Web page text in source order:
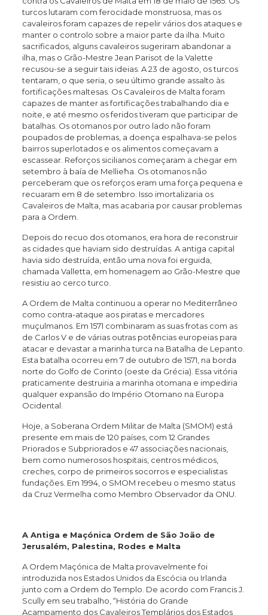
turcos lutaram com ferocidade monstruosa, mas os
cavaleiros foram capazes de repelir vários dos ataques e
manter o controlo sobre a maior parte da ilha. Muito
sacrificados, alguns cavaleiros sugeriram abandonar a
ilha, mas o Grão-Mestre Jean Parisot de la Valette
recusou-se a seguir tais ideias. A 23 de agosto, os turcos
tentaram, o que seria, o seu último grande assalto às
fortificações maltesas. Os Cavaleiros de Malta foram
capazes de manter as fortificações trabalhando dia e
noite, e até mesmo os feridos tiveram que participar de
batalhas. Os otomanos por outro lado não foram
poupados de problemas, a doença espalhava-se pelos
bairros superlotados e os alimentos começavam a
escassear. Reforços sicilianos começaram a chegar em
setembro à baía de Mellieħa. Os otomanos não
perceberam que os reforços eram uma força pequena e
recuaram em 8 de setembro. Isso imortalizaria os
Cavaleiros de Malta, mas acabaria por causar problemas
para a Ordem.
Depois do recuo dos otomanos, era hora de reconstruir
as cidades que haviam sido destruídas. A antiga capital
havia sido destruída, então uma nova foi erguida,
chamada Valletta, em homenagem ao Grão-Mestre que
resistiu ao cerco turco.
A Ordem de Malta continuou a operar no Mediterrâneo
como contra-ataque aos piratas e mercadores
muçulmanos. Em 1571 combinaram as suas frotas com as
de Carlos V e de várias outras potências europeias para
atacar e devastar a marinha turca na Batalha de Lepanto.
Esta batalha ocorreu em 7 de outubro de 1571, na borda
norte do Golfo de Corinto (oeste da Grécia). Essa vitória
praticamente destruiria a marinha otomana e impediria
qualquer expansão do Império Otomano na Europa
Ocidental.
Hoje, a Soberana Ordem Militar de Malta (SMOM) está
presente em mais de 120 países, com 12 Grandes
Priorados e Subpriorados e 47 associações nacionais,
bem como numerosos hospitais, centros médicos,
creches, corpo de primeiros socorros e especialistas
fundações. Em 1994, o SMOM recebeu o mesmo status
da Cruz Vermelha como Membro Observador da ONU.
A Antiga e Maçónica Ordem de São João de
Jerusalém, Palestina, Rodes e Malta
A Ordem Maçónica de Malta provavelmente foi
introduzida nos Estados Unidos da Escócia ou Irlanda
junto com a Ordem do Templo. De acordo com Francis J.
Scully em seu trabalho, “História do Grande
Acampamento dos Cavaleiros Templários dos Estados